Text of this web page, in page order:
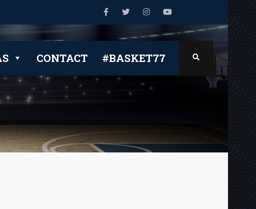
CONTACT #BASKET77